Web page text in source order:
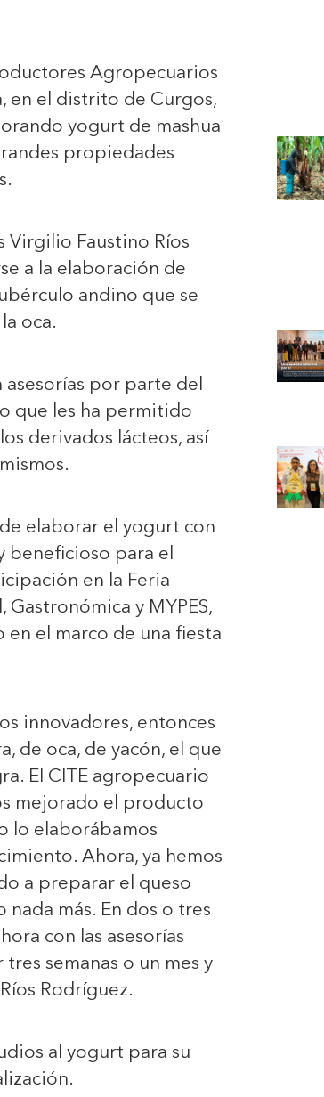
Agropecuarios
en el distrito de Curgos,
yogurt de mashua
propiedades
Virgilio Faustino Ríos
a la elaboración de
andino que se
oca.
asesorías por parte del
que les ha permitido
derivados lácteos, así
elaborar el yogurt con
beneficioso para el
en la Feria
y MYPES,
el marco de una fiesta
innovadores, entonces
de oca, de yacón, el que
El CITE agropecuario
mejorado el producto
lo elaborábamos
Ahora, ya hemos
a preparar el queso
más. En dos o tres
con las asesorías
semanas o un mes y
Rodríguez.
al yogurt para su